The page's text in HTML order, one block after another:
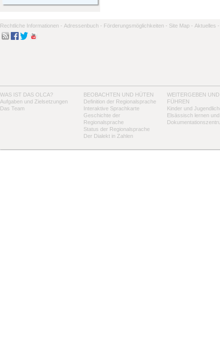
Rechtliche Informationen - Adressenbuch - Förderungsmöglichkeiten - Site Map - Aktuelles -
WAS IST DAS OLCA?
Aufgaben und Zielsetzungen
Das Team
BEOBACHTEN UND HÜTEN
Definition der Regionalsprache
Interaktive Sprachkarte
Geschichte der
Regionalsprache
Status der Regionalsprache
Der Dialekt in Zahlen
WEITERGEBEN UND
FÜHREN
Kinder und
Elsässisch lernen